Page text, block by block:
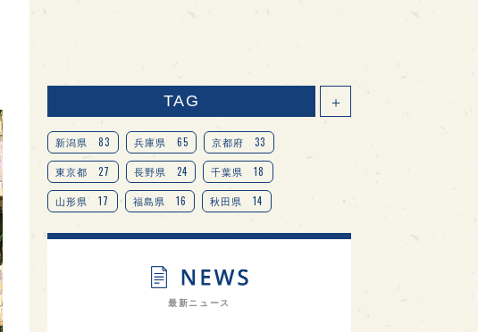
TAG ＋
新潟県 83 兵庫県 65 京都府 33
東京都 27 長野県 24 千葉県 18
山形県 17 福島県 16 秋田県 14
愛知県 14 宮城県 14 岐阜県 13
オピニオンリーダーの視点 9
最新ニュース